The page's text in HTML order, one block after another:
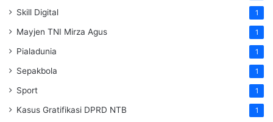
Skill Digital 1
Mayjen TNI Mirza Agus 1
Pialadunia 1
Sepakbola 1
Sport 1
Kasus Gratifikasi DPRD NTB 1